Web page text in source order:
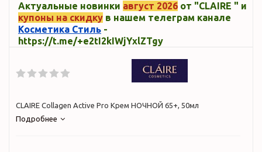
Актуальные новинки август 2026 от "CLAIRE " и
купоны на скидку в нашем телеграм канале
Косметика Стиль -
https://t.me/+e2tI2kIWjYxlZTgy
CLAIRE Collagen Active Pro Крем НОЧНОЙ 65+, 50мл
Подробнее